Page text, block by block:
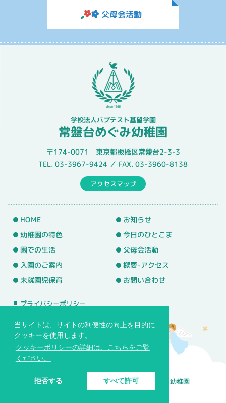
父母会活動
学校法人バプテスト基望学園
常盤台めぐみ幼稚園
〒174-0071 東京都板橋区常盤台2-3-3
TEL. 03-3967-9424 ／ FAX. 03-3960-8138
アクセスマップ
HOME
幼稚園の特色
園での生活
入園のご案内
未就園児保育
お知らせ
今日のひとこま
父母会活動
概要･アクセス
お問い合わせ
プライバシーポリシー
© 学校法人バプテスト基望学園 常盤台めぐみ幼稚園
当サイトは、サイトの利便性の向上を目的に
クッキーを使用します。
クッキーポリシーの詳細は、こちらをご覧
ください。
拒否する すべて許可